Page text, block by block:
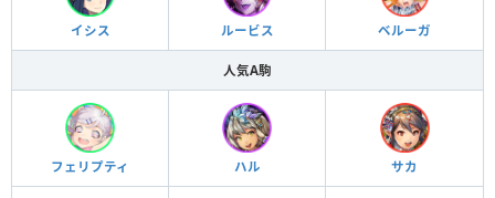
イシス ルービス ベルーガ
人気A駒
フェリプティ ハル サカ